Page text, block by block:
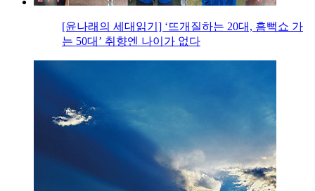
[윤나래의 세대읽기] ‘뜨개질하는 20대, 흠뻑쇼 가
는 50대’ 취향엔 나이가 없다